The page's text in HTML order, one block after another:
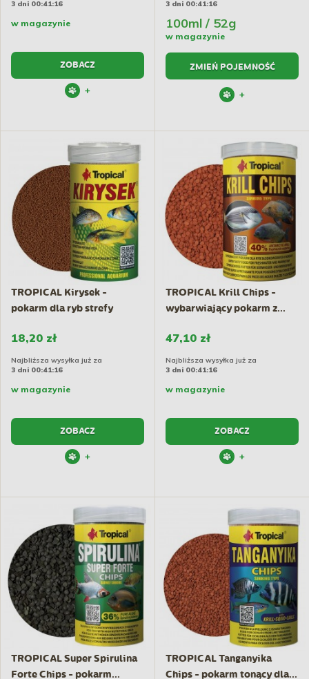
3 dni 00:41:15
w magazynie
ZOBACZ
+
3 dni 00:41:15
100ml / 52g
w magazynie
ZMIEŃ POJEMNOŚĆ
+
TROPICAL Kirysek -
pokarm dla ryb strefy
18,20 zł
Najbliższa wysyłka już za
3 dni 00:41:15
w magazynie
ZOBACZ
+
TROPICAL Krill Chips -
wybarwiający pokarm z...
47,10 zł
Najbliższa wysyłka już za
3 dni 00:41:15
w magazynie
ZOBACZ
+
TROPICAL Super Spirulina
Forte Chips - pokarm...
TROPICAL Tanganyika
Chips - pokarm tonący dla...